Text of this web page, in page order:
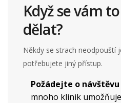
Když se vám
dělat?
Někdy se strach neodpouští
potřebujete jiný přístup.
Požádejte o
mnoho klinik